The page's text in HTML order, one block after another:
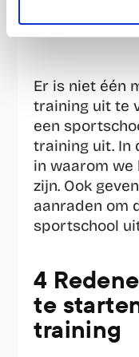
Er is niet één
training uit te
een
training uit. In
in waarom
zijn. Ook
aanraden om
sportschool
4
te
training